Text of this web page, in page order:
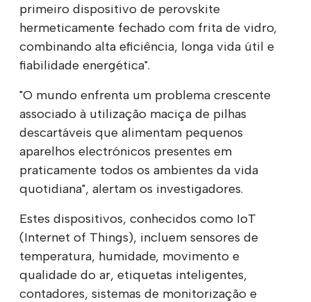
primeiro dispositivo de perovskite
hermeticamente fechado com frita de vidro,
combinando alta eficiência, longa vida útil e
fiabilidade energética".
"O mundo enfrenta um problema crescente
associado à utilização maciça de pilhas
descartáveis que alimentam pequenos
aparelhos electrónicos presentes em
praticamente todos os ambientes da vida
quotidiana", alertam os investigadores.
Estes dispositivos, conhecidos como IoT
(Internet of Things), incluem sensores de
temperatura, humidade, movimento e
qualidade do ar, etiquetas inteligentes,
contadores, sistemas de monitorização e